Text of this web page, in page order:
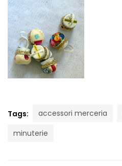
Tags: accessori merceria
minuterie